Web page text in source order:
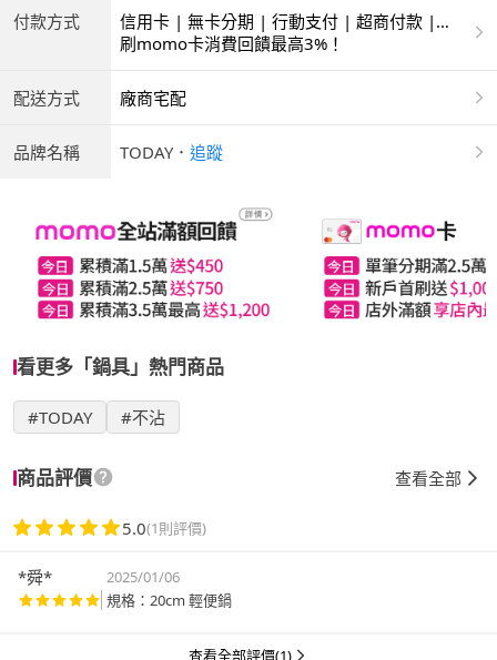
付款方式
信用卡 | 無卡分期 | 行動支付 | 超商付款 |
ATM | 銀聯卡
刷momo卡消費回饋最高3%！
配送方式 廠商宅配
品牌名稱 TODAY ． 追蹤
看更多「鍋具」熱門商品
#TODAY #不沾
商品評價 查看全部
5.0(1則評價)
*舜*
2025/01/06
規格：20cm 輕便鍋
查看全部評價(1)